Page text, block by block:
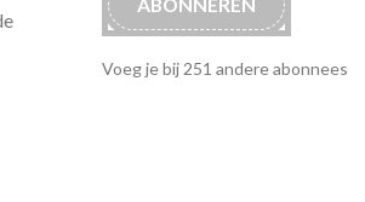
Voeg je bij 251 andere abonnees